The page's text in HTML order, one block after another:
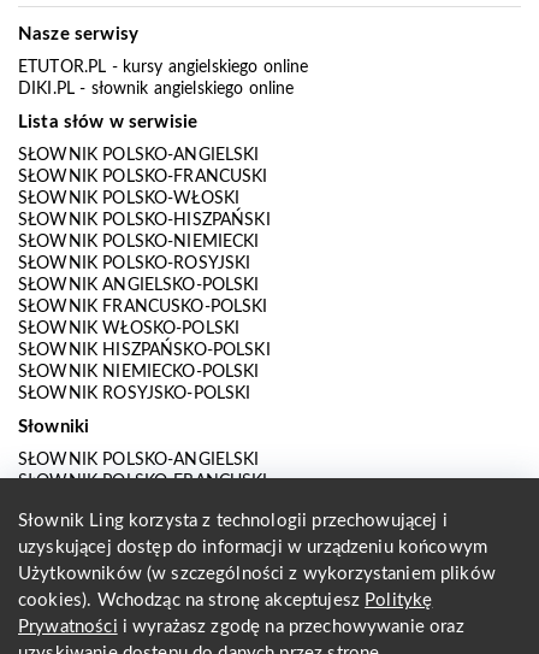
Nasze serwisy
ETUTOR.PL - kursy angielskiego online
DIKI.PL - słownik angielskiego online
Lista słów w serwisie
SŁOWNIK POLSKO-ANGIELSKI
SŁOWNIK POLSKO-FRANCUSKI
SŁOWNIK POLSKO-WŁOSKI
SŁOWNIK POLSKO-HISZPAŃSKI
SŁOWNIK POLSKO-NIEMIECKI
SŁOWNIK POLSKO-ROSYJSKI
SŁOWNIK ANGIELSKO-POLSKI
SŁOWNIK FRANCUSKO-POLSKI
SŁOWNIK WŁOSKO-POLSKI
SŁOWNIK HISZPAŃSKO-POLSKI
SŁOWNIK NIEMIECKO-POLSKI
SŁOWNIK ROSYJSKO-POLSKI
Słowniki
SŁOWNIK POLSKO-ANGIELSKI
SŁOWNIK POLSKO-FRANCUSKI
SŁOWNIK POLSKO-HISZPAŃSKI
SŁOWNIK POLSKO-NIEMIECKI
SŁOWNIK POLSKO-ROSYJSKI
SŁOWNIK ANGIELSKO-POLSKI
SŁOWNIK FRANCUSKO-POLSKI
SŁOWNIK WŁOSKO-POLSKI
Słownik Ling korzysta z technologii przechowującej i
uzyskującej dostęp do informacji w urządzeniu końcowym
Użytkowników (w szczególności z wykorzystaniem plików
cookies). Wchodząc na stronę akceptujesz Politykę
Prywatności i wyrażasz zgodę na przechowywanie oraz